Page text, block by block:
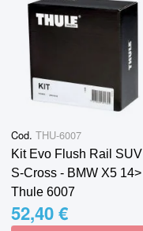
Cod. THU-6007
Kit Evo Flush Rail SUV
S-Cross - BMW X5 14>
Thule 6007
52,40 €